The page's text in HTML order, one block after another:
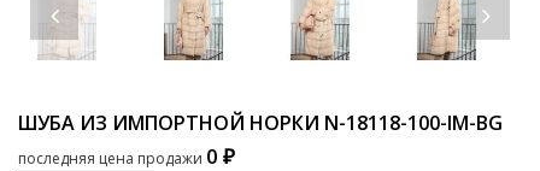
ШУБА ИЗ ИМПОРТНОЙ НОРКИ N-18118-100-IM-BG
последняя цена продажи 0 ₽